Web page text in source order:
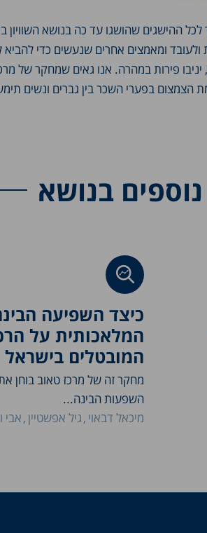
לשנת 2022 מהווה ציון דרך לכל ההישגים שהושגו עד כה בנושא
ולעובד ומאמצים אחרים שנעשים כדי להביא
פירות במהרה. אנו גאים שמחקר של
הצמצום בפערי השכר בין גברים ונשים
בנושא
כיצד השפיעה
המלאכותית על
המובטלים בישראל
מחקר זה של מרכז טאוב בוחן
השפעות הבינה...
מיכאל דבאוי גיל אפשטיין אבי